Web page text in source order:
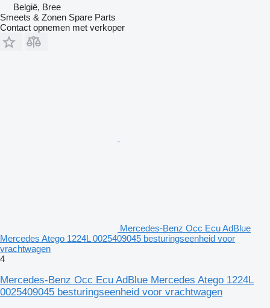
België, Bree
Smeets & Zonen Spare Parts
Contact opnemen met verkoper
Mercedes-Benz Occ Ecu AdBlue
Mercedes Atego 1224L 0025409045 besturingseenheid voor
vrachtwagen
4
Mercedes-Benz Occ Ecu AdBlue Mercedes Atego 1224L
0025409045 besturingseenheid voor vrachtwagen